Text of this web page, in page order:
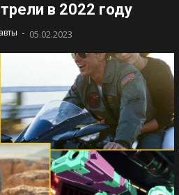
в 2022 году
- 05.02.2023